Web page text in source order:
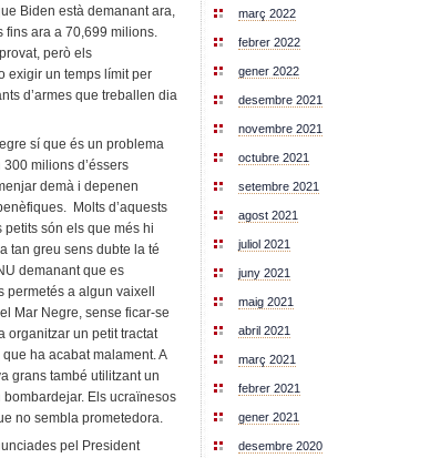
Biden està demanant ara,
fins ara a 70,699 milions.
però els
exigir un temps límit per
d’armes que treballen dia
sí que és un problema
milions d’éssers
demà i depenen
Molts d’aquests
són els que més hi
tan greu sens dubte la té
demanant que es
a algun vaixell
Mar Negre, sense ficar-se
organitzar un petit tractat
ha acabat malament. A
grans també utilitzant un
Els ucraïnesos
no sembla prometedora.
pel President
març 2022
febrer 2022
gener 2022
desembre 2021
novembre 2021
octubre 2021
setembre 2021
agost 2021
juliol 2021
juny 2021
maig 2021
abril 2021
març 2021
febrer 2021
gener 2021
desembre 2020